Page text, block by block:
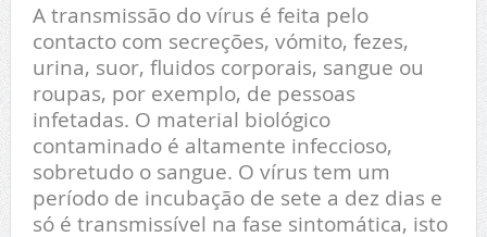
A transmissão do vírus é feita pelo
contacto com secreções, vómito, fezes,
urina, suor, fluidos corporais, sangue ou
roupas, por exemplo, de pessoas
infetadas. O material biológico
contaminado é altamente infeccioso,
sobretudo o sangue. O vírus tem um
período de incubação de sete a dez dias e
só é transmissível na fase sintomática, isto